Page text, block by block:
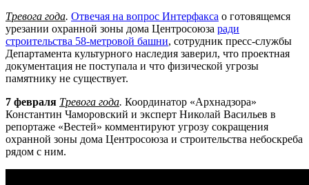
Тревога года. Отвечая на вопрос Интерфакса о готовящемся
урезании охранной зоны дома Центросоюза ради
строительства 58-метровой башни, сотрудник пресс-службы
Департамента культурного наследия заверил, что проектная
документация не поступала и что физической угрозы
памятнику не существует.
7 февраля Тревога года. Координатор «Архнадзора»
Константин Чаморовский и эксперт Николай Васильев в
репортаже «Вестей» комментируют угрозу сокращения
охранной зоны дома Центросоюза и строительства небоскреба
рядом с ним.